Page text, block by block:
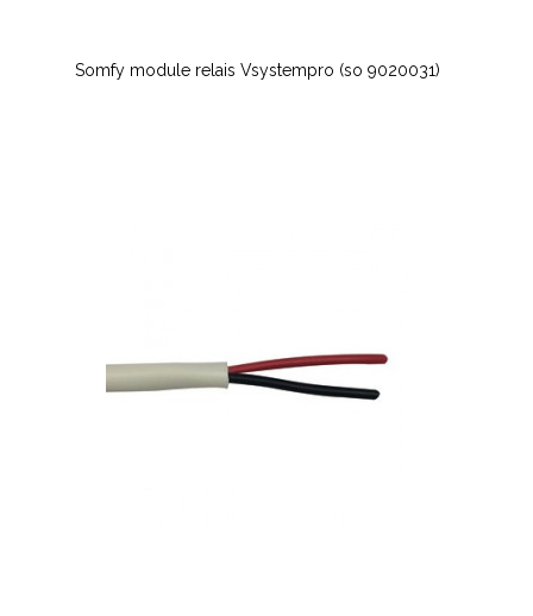
Somfy module relais Vsystempro (so 9020031)